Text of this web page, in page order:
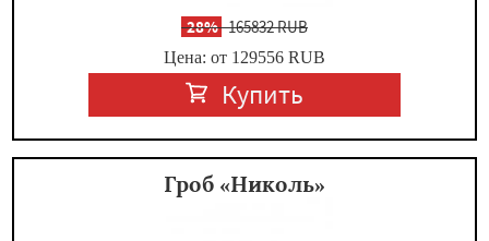
-28%165832 RUB
Цена: от 129556 RUB
Купить
Гроб «Николь»